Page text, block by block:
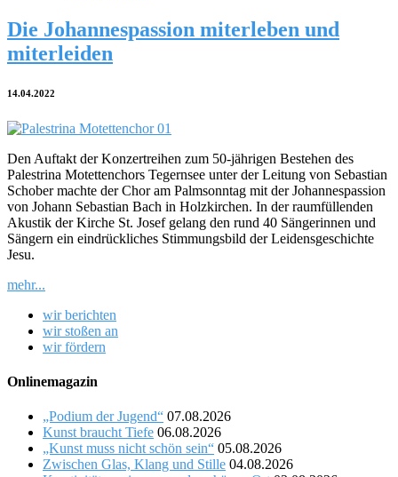
Die Johannespassion miterleben und
miterleiden
14.04.2022
Den Auftakt der Konzertreihen zum 50-jährigen Bestehen des
Palestrina Motettenchors Tegernsee unter der Leitung von Sebastian
Schober machte der Chor am Palmsonntag mit der Johannespassion
von Johann Sebastian Bach in Holzkirchen. In der raumfüllenden
Akustik der Kirche St. Josef gelang den rund 40 Sängerinnen und
Sängern ein eindrückliches Stimmungsbild der Leidensgeschichte
Jesu.
mehr...
wir berichten
wir stoßen an
wir fördern
Onlinemagazin
„Podium der Jugend“ 07.08.2026
Kunst braucht Tiefe 06.08.2026
„Kunst muss nicht schön sein“ 05.08.2026
Zwischen Glas, Klang und Stille 04.08.2026